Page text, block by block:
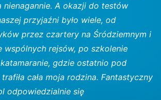
nienagannie. A okazji do testów
przyjaźni było wiele, od
przez czartery na Śródziemnym i
wspólnych rejsów, po szkolenie
gdzie ostatnio pod
cała moja rodzina. Fantastyczny
odpowiedzialnie się